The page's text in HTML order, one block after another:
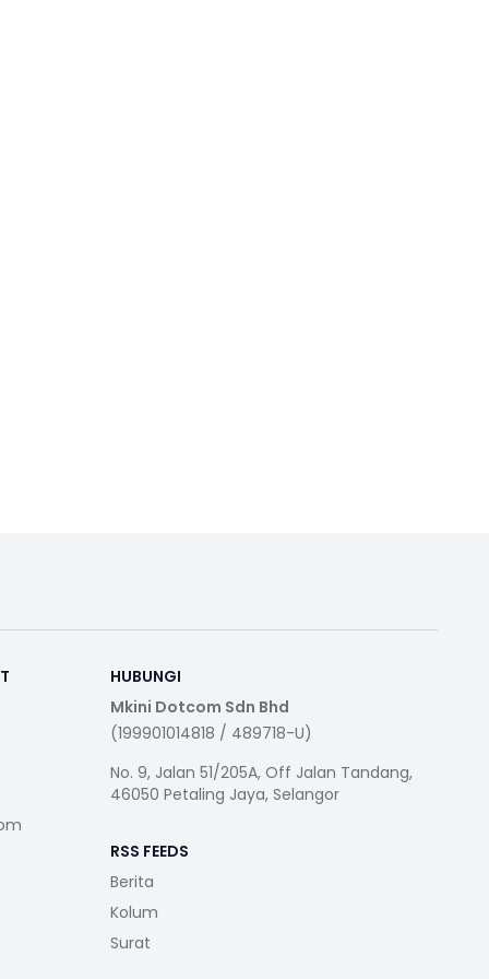
HUBUNGI
Mkini Dotcom Sdn Bhd
(199901014818 / 489718-U)
No. 9, Jalan 51/205A, Off Jalan Tandang,
46050 Petaling Jaya, Selangor
RSS FEEDS
Berita
Kolum
Surat